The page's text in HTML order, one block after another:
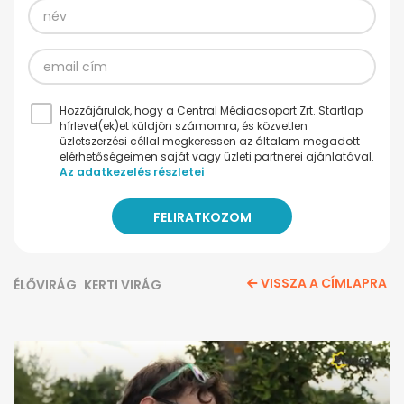
Hozzájárulok, hogy a Central Médiacsoport Zrt. Startlap
hírlevel(ek)et küldjön számomra, és közvetlen
üzletszerzési céllal megkeressen az általam megadott
elérhetőségeimen saját vagy üzleti partnerei ajánlatával.
Az adatkezelés részletei
ÉLŐVIRÁG KERTI VIRÁG VISSZA A CÍMLAPRA